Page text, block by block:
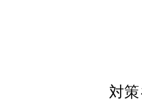
対